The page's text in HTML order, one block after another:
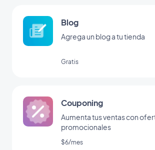
Blog
Agrega un blog a tu tienda
Gratis
Couponing
Aumenta tus ventas con
promocionales
$6/mes